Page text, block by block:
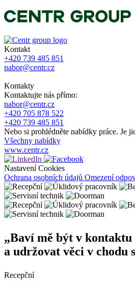
Kontakt
+420 739 485 851
nabor@centr.cz
Kontakty
Kontaktujte nás přímo:
nabor@centr.cz
+420 705 878 522
+420 739 485 851
Nebo si prohlédněte nabídky práce. Je
Všechny nabídky
www.centr.cz
Nastavení Cookies
Ochrana osobních údajů Omezení
„Baví mě být v
a udržovat věci v chodu
Recepční